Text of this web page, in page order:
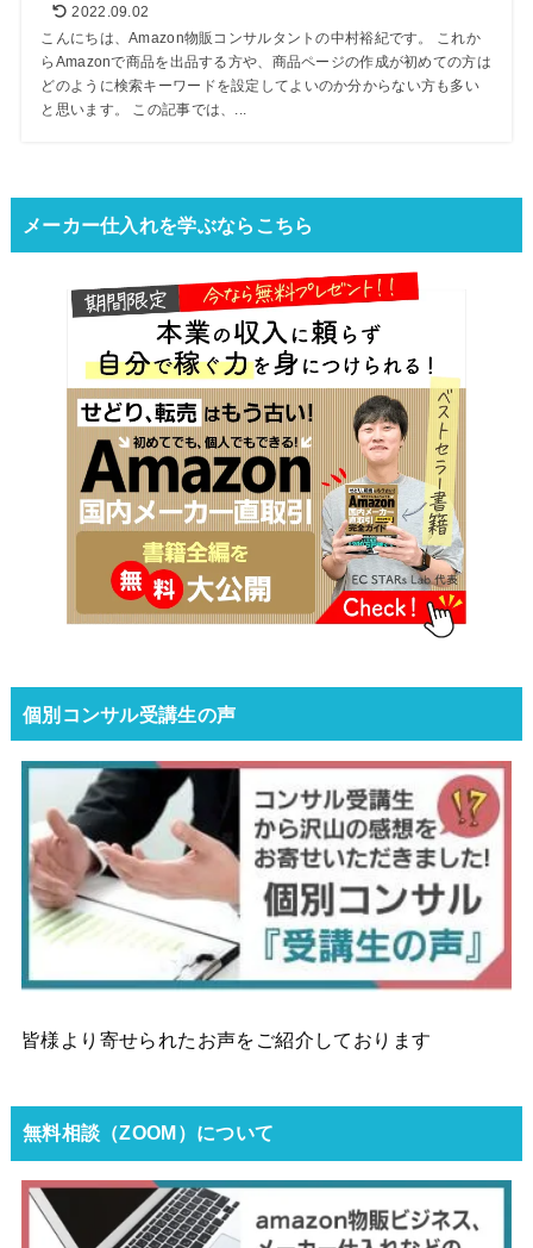
2022.09.02
こんにちは、Amazon物販コンサルタントの中村裕紀です。 これか
らAmazonで商品を出品する方や、商品ページの作成が初めての方は
どのように検索キーワードを設定してよいのか分からない方も多い
と思います。 この記事では、...
メーカー仕入れを学ぶならこちら
個別コンサル受講生の声
皆様より寄せられたお声をご紹介しております
無料相談（ZOOM）について